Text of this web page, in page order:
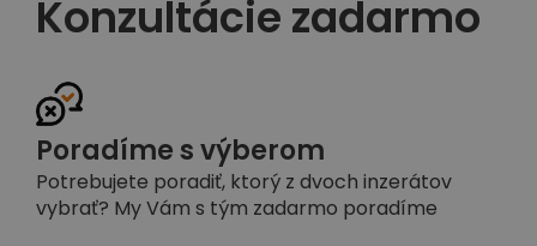
Konzultácie zadarmo
Poradíme s výberom
Potrebujete poradiť, ktorý z dvoch inzerátov
vybrať? My Vám s tým zadarmo poradíme